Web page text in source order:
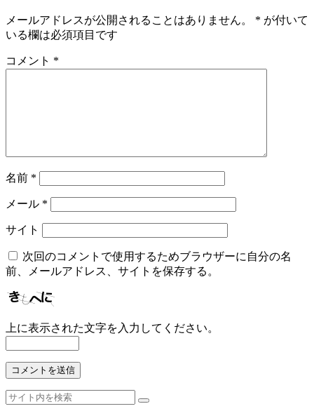
メールアドレスが公開されることはありません。 * が付いて
いる欄は必須項目です
コメント *
名前 *
メール *
サイト
次回のコメントで使用するためブラウザーに自分の名
前、メールアドレス、サイトを保存する。
上に表示された文字を入力してください。